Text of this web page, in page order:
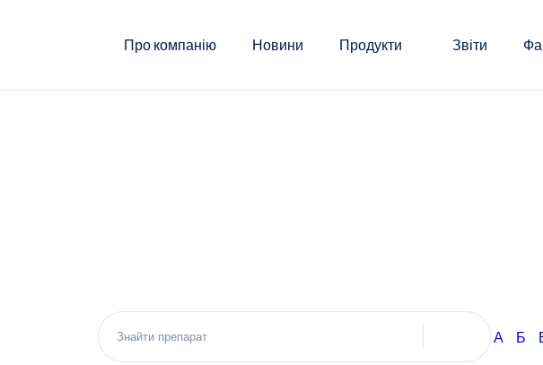
Про компанію Новини Продукти Звіти
А Б